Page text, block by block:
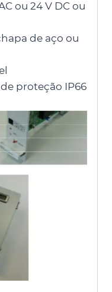
ou 24 V DC ou
de aço ou
proteção IP66